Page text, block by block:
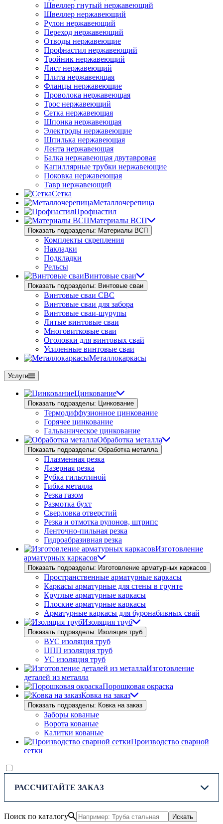
Швеллер гнутый нержавеющий
Швеллер нержавеющий
Рулон нержавеющий
Переход нержавеющий
Отводы нержавеющие
Профнастил нержавеющий
Тройник нержавеющий
Лист нержавеющий
Плита нержавеющая
Фланцы нержавеющие
Проволока нержавеющая
Трос нержавеющий
Сетка нержавеющая
Шпонка нержавеющая
Электроды нержавеющие
Шпилька нержавеющая
Лента нержавеющая
Балка нержавеющая двутавровая
Капиллярные трубки нержавеющие
Поковка нержавеющая
Тавр нержавеющий
Сетка
Металлочерепица
Профнастил
Материалы ВСП
Показать подразделы: Материалы ВСП
Комплекты скрепления
Накладки
Подкладки
Рельсы
Винтовые сваи
Показать подразделы: Винтовые сваи
Винтовые сваи СВС
Винтовые сваи для забора
Винтовые сваи-шурупы
Литые винтовые сваи
Многовитковые сваи
Оголовки для винтовых свай
Усиленные винтовые сваи
Металлокаркасы
Услуги
Цинкование
Показать подразделы: Цинкование
Термодиффузионное цинкование
Горячее цинкование
Гальваническое цинкование
Обработка металла
Показать подразделы: Обработка металла
Плазменная резка
Лазерная резка
Рубка гильотиной
Гибка металла
Резка газом
Размотка бухт
Сверловка отверстий
Резка и отмотка рулонов, штрипс
Ленточно-пильная резка
Гидроабразивная резка
Изготовление
арматурных каркасов
Показать подразделы: Изготовление арматурных каркасов
Пространственные арматурные каркасы
Каркасы арматурные для стены в грунте
Круглые арматурные каркасы
Плоские арматурные каркасы
Арматурные каркасы для буронабивных свай
Изоляция труб
Показать подразделы: Изоляция труб
ВУС изоляция труб
ЦПП изоляция труб
УС изоляция труб
Изготовление
деталей из металла
Порошковая окраска
Ковка на заказ
Показать подразделы: Ковка на заказ
Заборы кованые
Ворота кованые
Калитки кованые
Производство сварной
сетки
РАССЧИТАЙТЕ ЗАКАЗ
Поиск по каталогу Искать